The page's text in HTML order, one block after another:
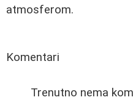
atmosferom.
Komentari
Trenutno nema